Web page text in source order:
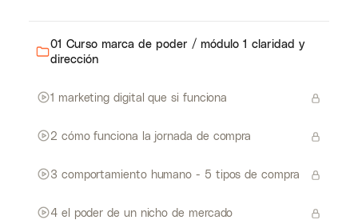
01 Curso marca de poder / módulo 1 claridad y
dirección
1 marketing digital que si funciona
2 cómo funciona la jornada de compra
3 comportamiento humano - 5 tipos de compra
4 el poder de un nicho de mercado